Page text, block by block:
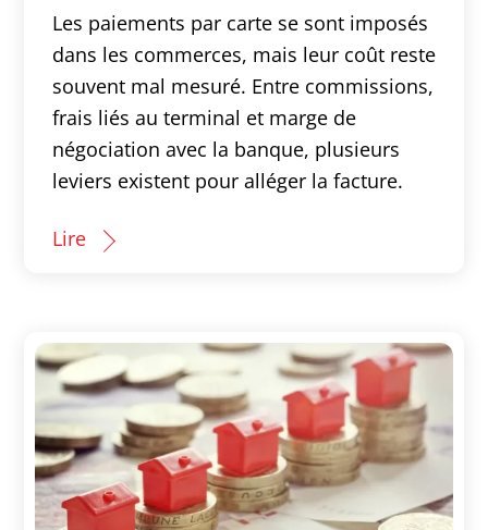
Les paiements par carte se sont imposés
dans les commerces, mais leur coût reste
souvent mal mesuré. Entre commissions,
frais liés au terminal et marge de
négociation avec la banque, plusieurs
leviers existent pour alléger la facture.
Lire